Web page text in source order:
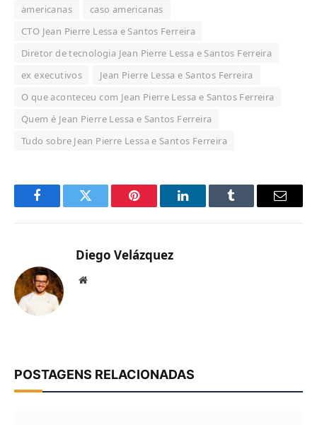
americanas
caso americanas
CTO Jean Pierre Lessa e Santos Ferreira
Diretor de tecnologia Jean Pierre Lessa e Santos Ferreira
ex executivos
Jean Pierre Lessa e Santos Ferreira
O que aconteceu com Jean Pierre Lessa e Santos Ferreira
Quem é Jean Pierre Lessa e Santos Ferreira
Tudo sobre Jean Pierre Lessa e Santos Ferreira
FacebookTwitter Pinterest LinkedInTumblr Email
Diego Velázquez
Website
POSTAGENS RELACIONADAS